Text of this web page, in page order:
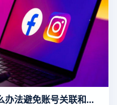
Facebook多开时有什么办法避免账号关联和封禁？